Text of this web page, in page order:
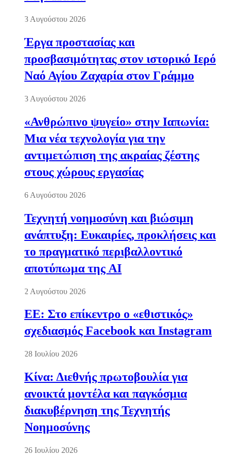
3 Αυγούστου 2026
Έργα προστασίας και
προσβασιμότητας στον ιστορικό Ιερό
Ναό Αγίου Ζαχαρία στον Γράμμο
3 Αυγούστου 2026
«Ανθρώπινο ψυγείο» στην Ιαπωνία:
Μια νέα τεχνολογία για την
αντιμετώπιση της ακραίας ζέστης
στους χώρους εργασίας
6 Αυγούστου 2026
Τεχνητή νοημοσύνη και βιώσιμη
ανάπτυξη: Ευκαιρίες, προκλήσεις και
το πραγματικό περιβαλλοντικό
αποτύπωμα της AI
2 Αυγούστου 2026
ΕΕ: Στο επίκεντρο ο «εθιστικός»
σχεδιασμός Facebook και Instagram
28 Ιουλίου 2026
Κίνα: Διεθνής πρωτοβουλία για
ανοικτά μοντέλα και παγκόσμια
διακυβέρνηση της Τεχνητής
Νοημοσύνης
26 Ιουλίου 2026